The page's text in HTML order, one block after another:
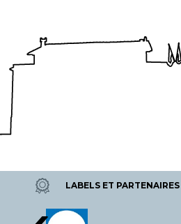
LABELS ET PARTENAIRES